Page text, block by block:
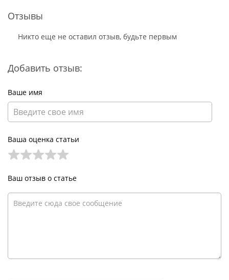
Отзывы
Никто еще не оставил отзыв, будьте первым
Добавить отзыв:
Ваше имя
Ваша оценка статьи
Ваш отзыв о статье